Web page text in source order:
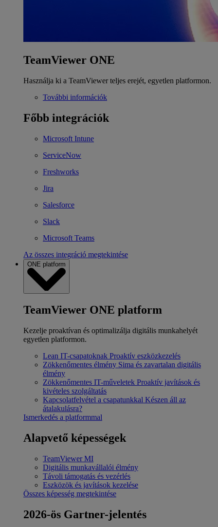
TeamViewer ONE
Használja ki a TeamViewer teljes erejét, egyetlen platformon.
További információk
Főbb integrációk
Microsoft Intune
ServiceNow
Freshworks
Jira
Salesforce
Slack
Microsoft Teams
Az összes integráció megtekintése
ONE platform
TeamViewer ONE platform
Kezelje proaktívan és optimalizálja digitális munkahelyét
egyetlen platformon.
Lean IT-csapatoknak Proaktív eszközkezelés
Zökkenőmentes élmény Sima és zavartalan digitális
élmény
Zökkenőmentes IT-műveletek Proaktív javítások és
kivételes szolgáltatás
Kapcsolatfelvétel a csapatunkkal Készen áll az
átalakulásra?
Ismerkedés a platformmal
Alapvető képességek
TeamViewer MI
Digitális munkavállalói élmény
Távoli támogatás és vezérlés
Eszközök és javítások kezelése
Összes képesség megtekintése
2026-ös Gartner-jelentés